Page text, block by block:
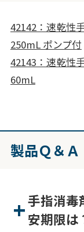
42142：速乾性
250mL ポンプ付
42143：速乾性
60mL
製品Ｑ＆Ａ
手指消毒
安期限は